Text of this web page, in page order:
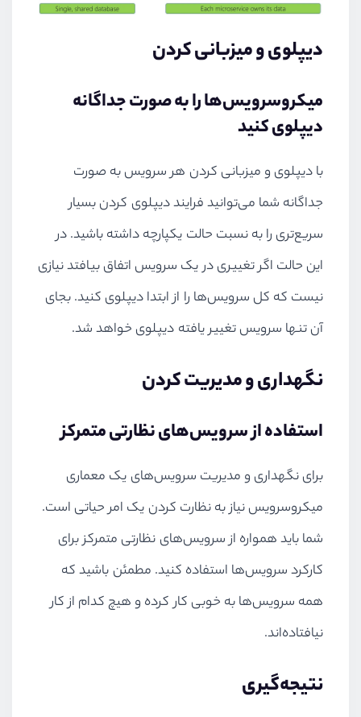
دیپلوی و میزبانی کردن
میکروسرویس‌ها را به صورت جداگانه
دیپلوی کنید
با دیپلوی و میزبانی کردن هر سرویس به صورت
جداگانه شما می‌توانید فرایند دیپلوی کردن بسیار
سریع‌تری را به نسبت حالت یکپارچه داشته باشید. در
این حالت اگر تغییری در یک سرویس اتفاق بیافتد نیازی
نیست که کل سرویس‌ها را از ابتدا دیپلوی کنید. بجای
آن تنها سرویس تغییر یافته دیپلوی خواهد شد.
نگهداری و مدیریت کردن
استفاده از سرویس‌های نظارتی متمرکز
برای نگهداری و مدیریت سرویس‌های یک معماری
میکروسرویس نیاز به نظارت کردن یک امر حیاتی است.
شما باید همواره از سرویس‌های نظارتی متمرکز برای
کارکرد سرویس‌ها استفاده کنید. مطمئن باشید که
همه سرویس‌ها به خوبی کار کرده و هیچ کدام از کار
نیافتاده‌اند.
نتیجه‌گیری